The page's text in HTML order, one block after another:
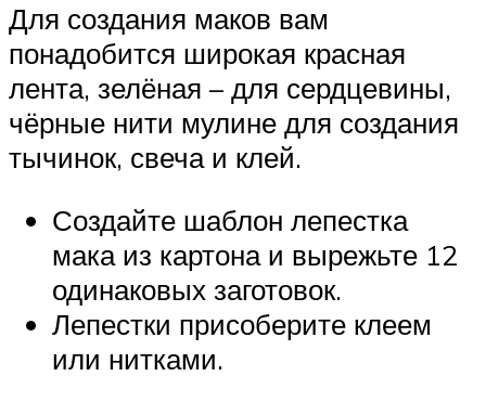
Для создания маков вам
понадобится широкая красная
лента, зелёная – для сердцевины,
чёрные нити мулине для создания
тычинок, свеча и клей.
Создайте шаблон лепестка
мака из картона и вырежьте 12
одинаковых заготовок.
Лепестки присоберите клеем
или нитками.